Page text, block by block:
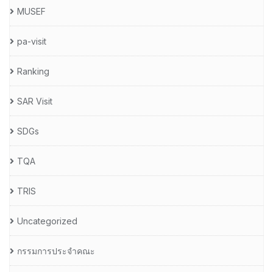
MUSEF
pa-visit
Ranking
SAR Visit
SDGs
TQA
TRIS
Uncategorized
กรรมการประจำคณะ